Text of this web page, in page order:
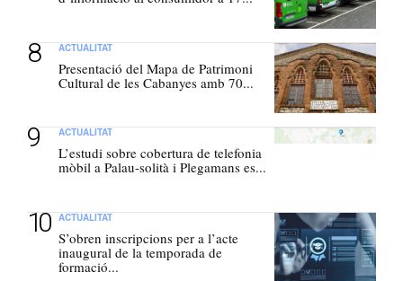
ACTUALITAT
Presentació del Mapa de Patrimoni
Cultural de les Cabanyes amb 70...
ACTUALITAT
L’estudi sobre cobertura de telefonia
mòbil a Palau-solità i Plegamans es...
ACTUALITAT
S’obren inscripcions per a l’acte
inaugural de la temporada de
formació...